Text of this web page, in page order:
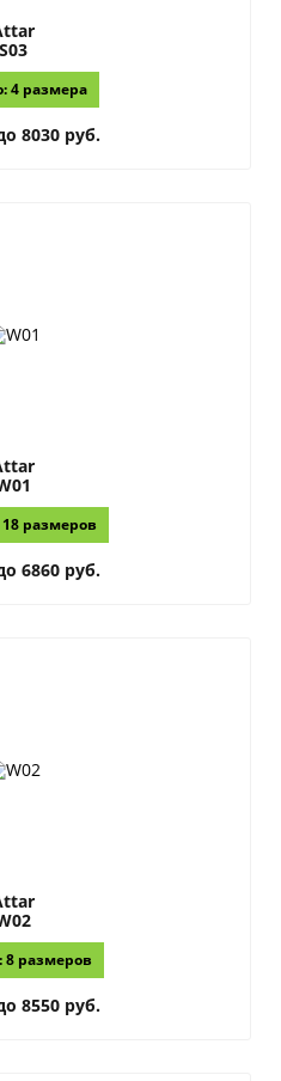
S03
4 размера
8030 руб.
размеров
6860 руб.
8 размеров
8550 руб.